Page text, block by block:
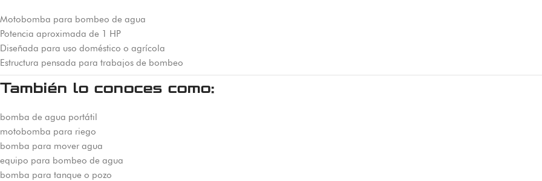
Motobomba para bombeo de agua
Potencia aproximada de 1 HP
Diseñada para uso doméstico o agrícola
Estructura pensada para trabajos de bombeo
También lo conoces como:
bomba de agua portátil
motobomba para riego
bomba para mover agua
equipo para bombeo de agua
bomba para tanque o pozo